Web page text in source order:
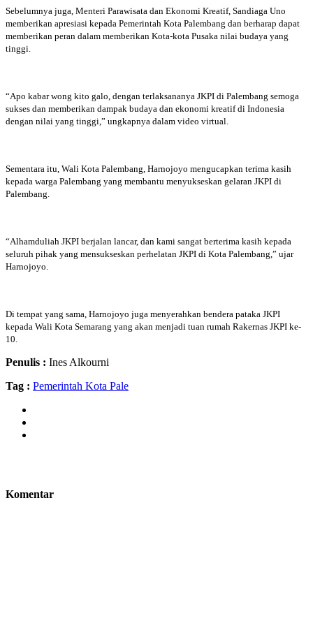
Sebelumnya juga, Menteri Parawisata dan Ekonomi Kreatif, Sandiaga Uno
memberikan apresiasi kepada Pemerintah Kota Palembang dan berharap dapat
memberikan peran dalam memberikan Kota-kota Pusaka nilai budaya yang
tinggi.
“Apo kabar wong kito galo, dengan terlaksananya JKPI di Palembang semoga
sukses dan memberikan dampak budaya dan ekonomi kreatif di Indonesia
dengan nilai yang tinggi,” ungkapnya dalam video virtual.
Sementara itu, Wali Kota Palembang, Harnojoyo mengucapkan terima kasih
kepada warga Palembang yang membantu menyukseskan gelaran JKPI di
Palembang.
“Alhamduliah JKPI berjalan lancar, dan kami sangat berterima kasih kepada
seluruh pihak yang mensukseskan perhelatan JKPI di Kota Palembang,” ujar
Harnojoyo.
Di tempat yang sama, Harnojoyo juga menyerahkan bendera pataka JKPI
kepada Wali Kota Semarang yang akan menjadi tuan rumah Rakernas JKPI ke-
10.
Penulis : Ines Alkourni
Tag : Pemerintah Kota Pale
Komentar